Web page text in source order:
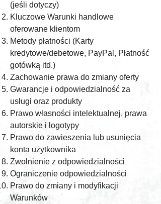
(jeśli dotyczy)
Kluczowe Warunki handlowe
oferowane klientom
Metody płatności (Karty
kredytowe/debetowe, PayPal, Płatność
gotówką itd.)
Zachowanie prawa do zmiany oferty
Gwarancje i odpowiedzialność za
usługi oraz produkty
Prawo własności intelektualnej, prawa
autorskie i logotypy
Prawo do zawieszenia lub usunięcia
konta użytkownika
Zwolnienie z odpowiedzialności
Ograniczenie odpowiedzialności
Prawo do zmiany i modyfikacji
Warunków